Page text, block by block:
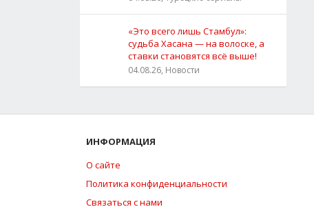
«Это всего лишь Стамбул»:
судьба Хасана — на волоске, а
ставки становятся всё выше!
04.08.26, Новости
ИНФОРМАЦИЯ
О сайте
Политика конфиденциальности
Связаться с нами